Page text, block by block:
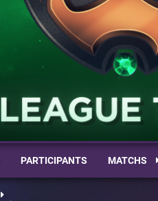
PARTICIPANTS MATCHS